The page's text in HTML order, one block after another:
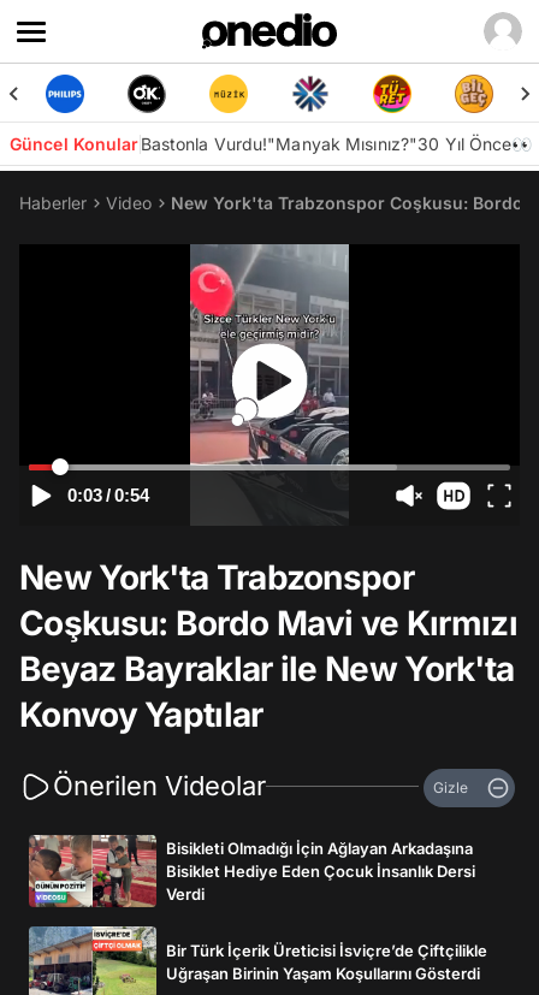
Güncel KonularBastonla Vurdu!"Manyak Mısınız?"30 Yıl Önce👀
Haberler Video New York'ta Trabzonspor Coşkusu: Bordo
0:03/0:54
New York'ta Trabzonspor
Coşkusu: Bordo Mavi ve Kırmızı
Beyaz Bayraklar ile New York'ta
Konvoy Yaptılar
Önerilen Videolar Gizle
Bisikleti Olmadığı İçin Ağlayan Arkadaşına
Bisiklet Hediye Eden Çocuk İnsanlık Dersi
Verdi
Bir Türk İçerik Üreticisi İsviçre’de Çiftçilikle
Uğraşan Birinin Yaşam Koşullarını Gösterdi